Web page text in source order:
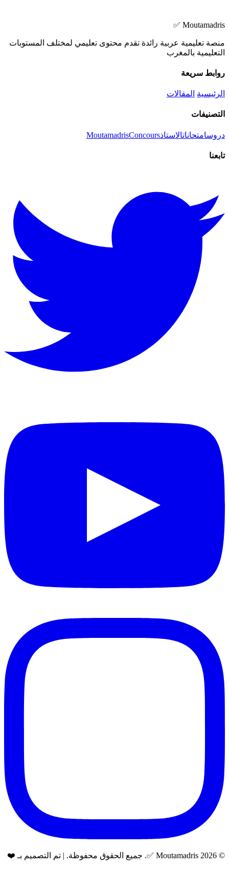
Moutamadris ✅
منصة تعليمية عربية رائدة تقدم محتوى تعليمي لمختلف المستوبات
التعليمية بالمغرب
روابط سريعة
الرئيسية المقالات
التصنيفات
دروسامتحاناتالاستاذ MoutamadrisConcours
تابعنا
© 2026 Moutamadris ✅. جميع الحقوق محفوظة. | تم التصميم بـ ❤️